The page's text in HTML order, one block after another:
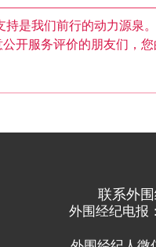
是我们前行的动力源泉
开服务评价的朋友们，
联系外
外围经纪电报